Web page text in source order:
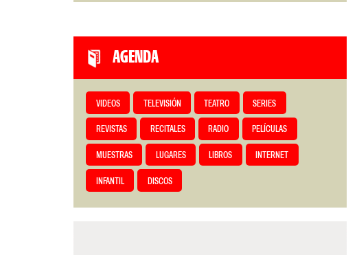
AGENDA
VIDEOS TELEVISIÓN TEATRO SERIES
REVISTAS RECITALES RADIO PELÍCULAS
MUESTRAS LUGARES LIBROS INTERNET
INFANTIL DISCOS